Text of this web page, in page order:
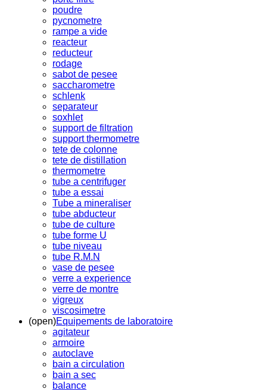
poudre
pycnometre
rampe a vide
reacteur
reducteur
rodage
sabot de pesee
saccharometre
schlenk
separateur
soxhlet
support de filtration
support thermometre
tete de colonne
tete de distillation
thermometre
tube a centrifuger
tube a essai
Tube a mineraliser
tube abducteur
tube de culture
tube forme U
tube niveau
tube R.M.N
vase de pesee
verre a experience
verre de montre
vigreux
viscosimetre
(open)Equipements de laboratoire
agitateur
armoire
autoclave
bain a circulation
bain a sec
balance